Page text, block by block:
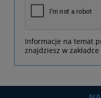
Informacje na temat
znajdziesz w